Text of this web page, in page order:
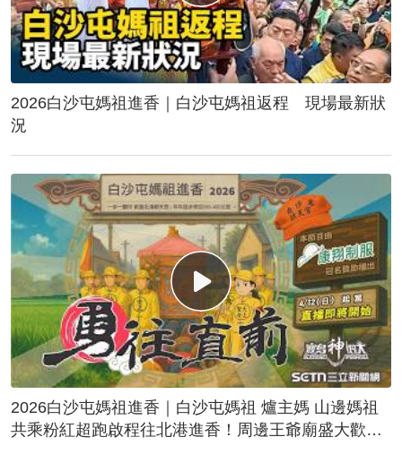
2026白沙屯媽祖進香｜白沙屯媽祖返程 現場最新狀
況
2026白沙屯媽祖進香｜白沙屯媽祖 爐主媽 山邊媽祖
共乘粉紅超跑啟程往北港進香！周邊王爺廟盛大歡